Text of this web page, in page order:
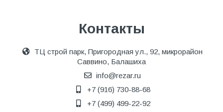
Контакты
ТЦ строй парк, Пригородная ул., 92, микрорайон
Саввино, Балашиха
info@rezar.ru
+7 (916) 730-88-68
+7 (499) 499-22-92